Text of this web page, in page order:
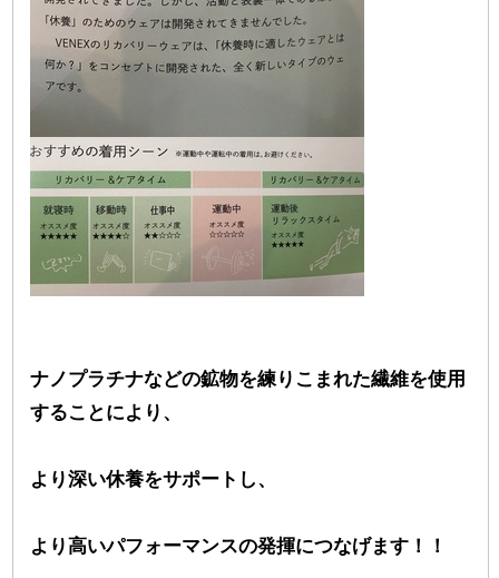
ナノプラチナなどの鉱物を練りこまれた繊維を使用
することにより、
より深い休養をサポートし、
より高いパフォーマンスの発揮につなげます！！